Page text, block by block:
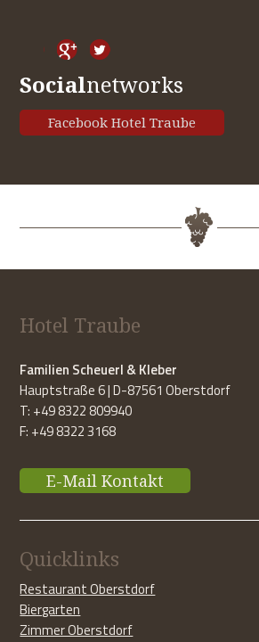
Socialnetworks
Facebook Hotel Traube
Hotel Traube
Familien Scheuerl & Kleber
Hauptstraße 6 | D-87561 Oberstdorf
T: +49 8322 809940
F: +49 8322 3168
E-Mail Kontakt
Quicklinks
Restaurant Oberstdorf
Biergarten
Zimmer Oberstdorf